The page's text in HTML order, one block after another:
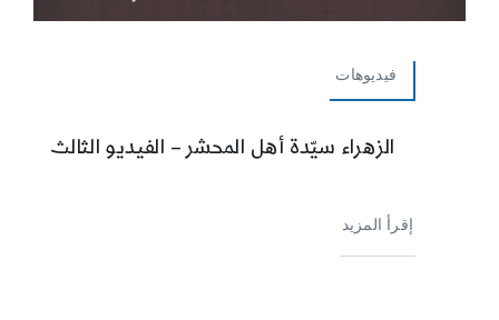
فيديوهات
الزهراء سيّدة أهل المحشر – الفيديو الثالث
إقرأ المزيد